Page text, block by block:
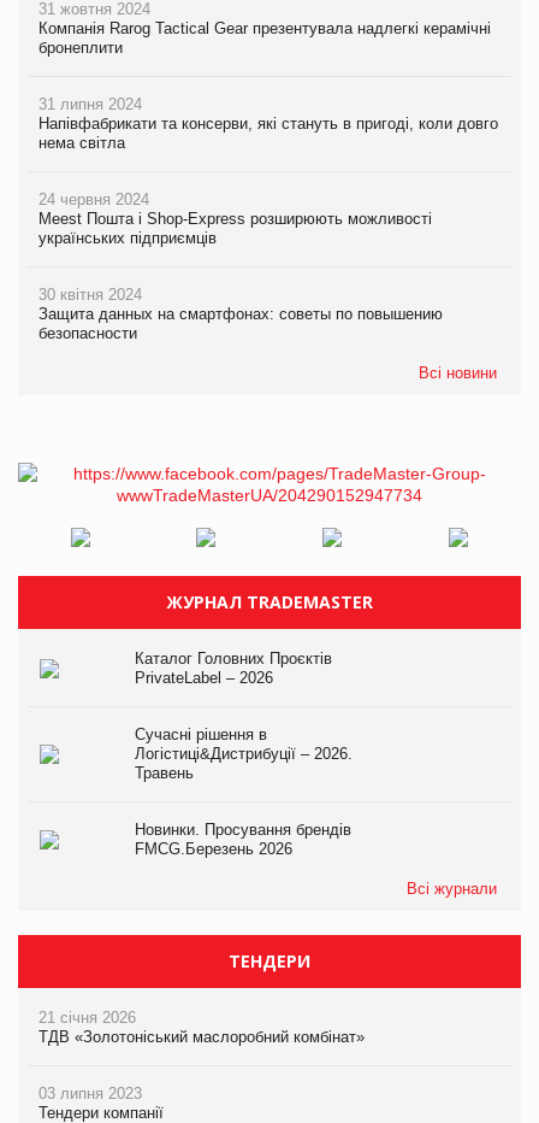
31 жовтня 2024
Компанія Rarog Tactical Gear презентувала надлегкі керамічні
бронеплити
31 липня 2024
Напівфабрикати та консерви, які стануть в пригоді, коли довго
нема світла
24 червня 2024
Meest Пошта і Shop-Express розширюють можливості
українських підприємців
30 квітня 2024
Защита данных на смартфонах: советы по повышению
безопасности
Всі новини
ЖУРНАЛ TRADEMASTER
Каталог Головних Проєктів
PrivateLabel – 2026
Сучасні рішення в
Логістиці&Дистрибуції – 2026.
Травень
Новинки. Просування брендів
FMCG.Березень 2026
Всі журнали
ТЕНДЕРИ
21 січня 2026
ТДВ «Золотоніський маслоробний комбінат»
03 липня 2023
Тендери компанії